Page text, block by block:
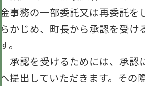
金事務の一部委託又は再委託を
らかじめ、町長から承認を受け
す。
承認を受けるためには、承認
へ提出していただきます。その